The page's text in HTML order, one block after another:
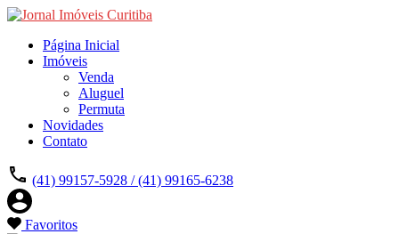
Página Inicial
Imóveis
Venda
Aluguel
Permuta
Novidades
Contato
(41) 99157-5928 / (41) 99165-6238
Favoritos